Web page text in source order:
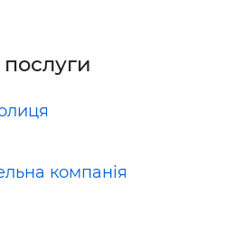
послуги
компанія